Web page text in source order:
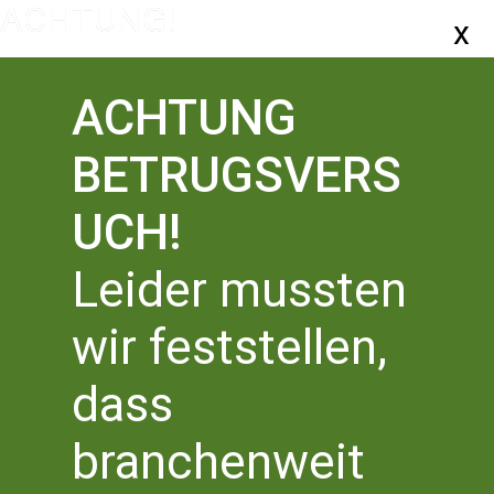
THOMAS KLING-
POETIKDOZENTUR
ACHTUNG
BETRUGSVERS
UCH!
Leider mussten
wir feststellen,
dass
branchenweit